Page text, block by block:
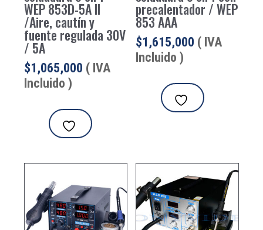
WEP 853D-5A II
/Aire, cautín y
fuente regulada 30V
/ 5A
$1,065,000 ( IVA
Incluido )
precalentador / WEP
853 AAA
$1,615,000 ( IVA
Incluido )